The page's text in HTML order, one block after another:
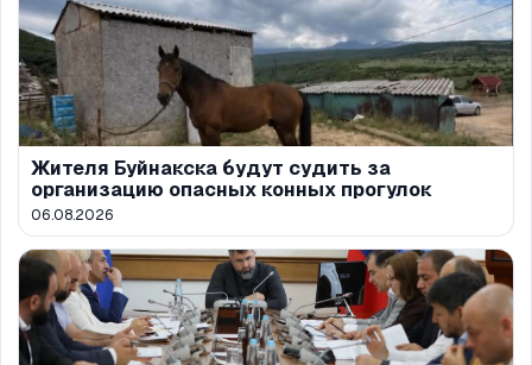
Жителя Буйнакска будут судить за
организацию опасных конных прогулок
06.08.2026